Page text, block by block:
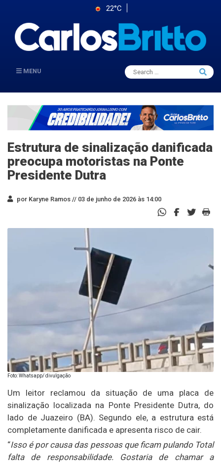
22°C
MENU
Search
for:
Search
Estrutura de sinalização danificada
preocupa motoristas na Ponte
Presidente Dutra
por Karyne Ramos // 03 de junho de 2026 às 14:00
Foto: Whatsapp/ divulgação
Um leitor reclamou da situação de uma placa de
sinalização localizada na Ponte Presidente Dutra, do
lado de Juazeiro (BA). Segundo ele, a estrutura está
completamente danificada e apresenta risco de cair.
“Isso é por causa das pessoas que ficam pulando Total
falta de responsabilidade. Gostaria de chamar a